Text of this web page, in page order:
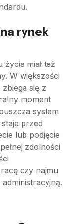
rynek
miał też
W większości
się z
moment
system
przed
lub podjęcie
zdolności
czy najmu